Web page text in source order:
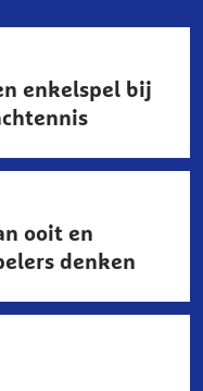
enkelspel bij
ooit en
denken